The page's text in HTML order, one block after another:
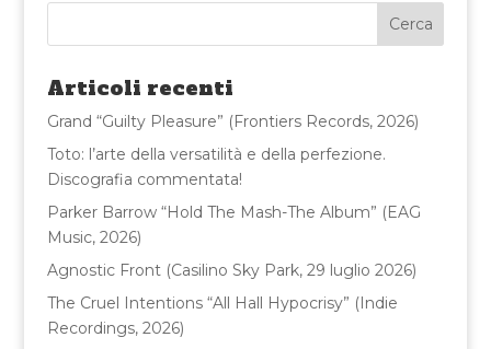
e
b
o
o
k
te
r
l
di
vi
di
Articoli recenti
Grand “Guilty Pleasure” (Frontiers Records, 2026)
Toto: l’arte della versatilità e della perfezione.
Discografia commentata!
Parker Barrow “Hold The Mash-The Album” (EAG
Music, 2026)
Agnostic Front (Casilino Sky Park, 29 luglio 2026)
The Cruel Intentions “All Hall Hypocrisy” (Indie
Recordings, 2026)